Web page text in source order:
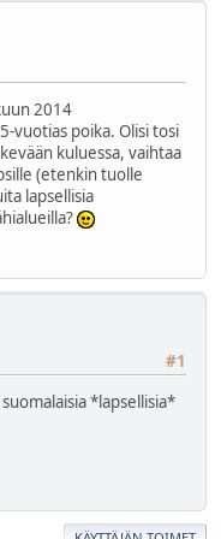
2014
vuotias poika. Olisi tosi
kuluessa, vaihtaa
(etenkin tuolle
lapsellisia
#1
*lapsellisia*